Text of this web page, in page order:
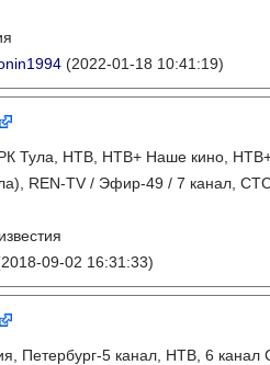
(2022-01-18 10:41:19)
Тула, НТВ, НТВ+ Наше кино,
REN-TV / Эфир-49 / 7 канал,
09-02 16:31:33)
Петербург-5 канал, НТВ, 6